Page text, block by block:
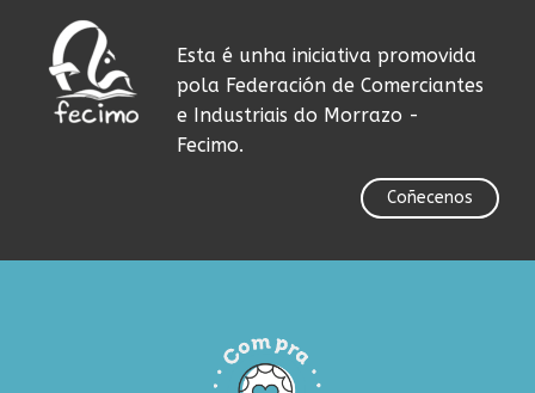
Esta é unha iniciativa promovida
pola Federación de Comerciantes
e Industriais do Morrazo -
Fecimo.
Coñecenos